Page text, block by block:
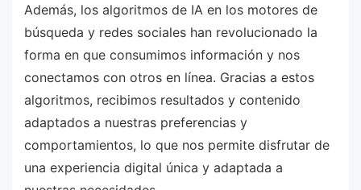
Además, los algoritmos de IA en los motores de
búsqueda y redes sociales han revolucionado la
forma en que consumimos información y nos
conectamos con otros en línea. Gracias a estos
algoritmos, recibimos resultados y contenido
adaptados a nuestras preferencias y
comportamientos, lo que nos permite disfrutar de
una experiencia digital única y adaptada a